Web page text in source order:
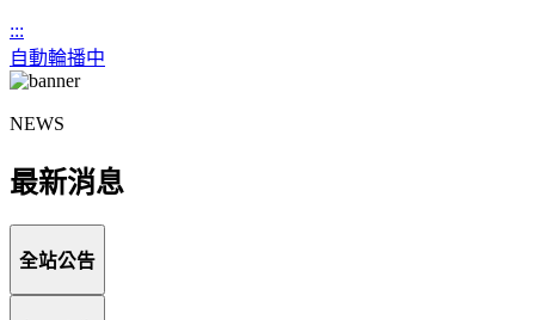
:::
自動輪播中
NEWS
最新消息
全站公告